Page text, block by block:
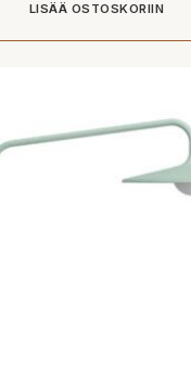
LISÄÄ OSTOSKORIIN